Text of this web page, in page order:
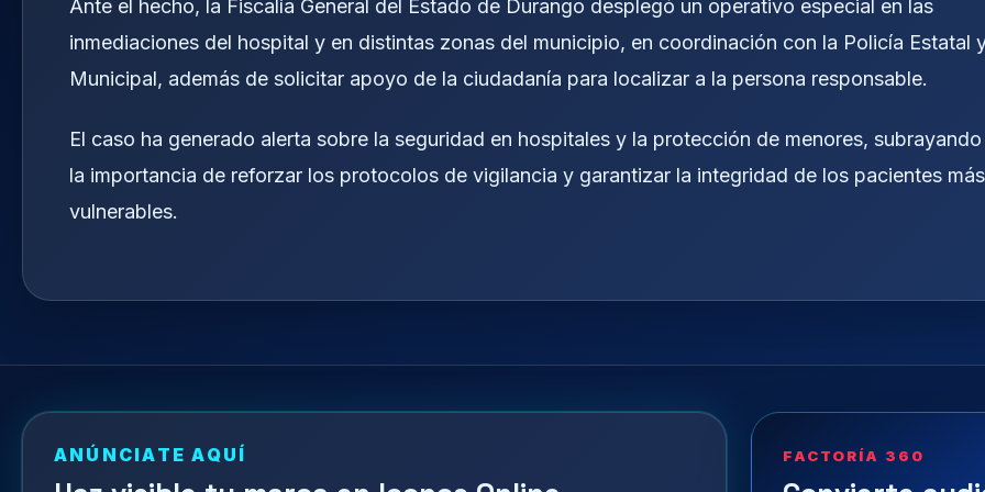
Ante el hecho, la Fiscalía General del Estado de Durango desplegó un operativo especial en las
inmediaciones del hospital y en distintas zonas del municipio, en coordinación con la Policía Estatal
Municipal, además de solicitar apoyo de la ciudadanía para localizar a la persona responsable.
El caso ha generado alerta sobre la seguridad en hospitales y la protección de menores, subrayando
la importancia de reforzar los protocolos de vigilancia y garantizar la integridad de los pacientes más
vulnerables.
ANÚNCIATE AQUÍ FACTORÍA 360